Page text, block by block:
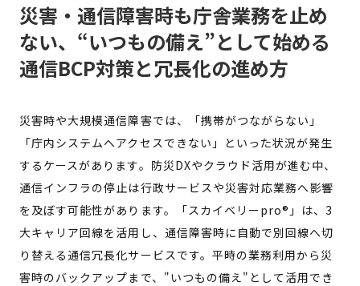
災害・通信障害時も庁舎業務を止め
ない、“いつもの備え”として始める
通信BCP対策と冗長化の進め方
災害時や大規模通信障害では、「携帯がつながらない」
「庁内システムへアクセスできない」といった状況が発生
するケースがあります。防災DXやクラウド活用が進む中、
通信インフラの停止は行政サービスや災害対応業務へ影響
を及ぼす可能性があります。「スカイベリーpro®」は、3
大キャリア回線を活用し、通信障害時に自動で別回線へ切
り替える通信冗長化サービスです。平時の業務利用から災
害時のバックアップまで、"いつもの備え"として活用でき